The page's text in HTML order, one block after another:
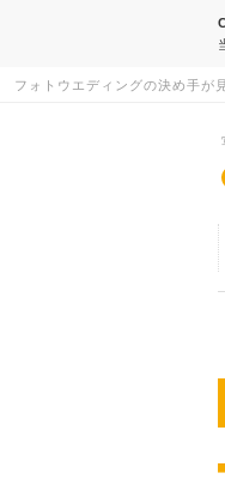
フォトウエディングの決め手が